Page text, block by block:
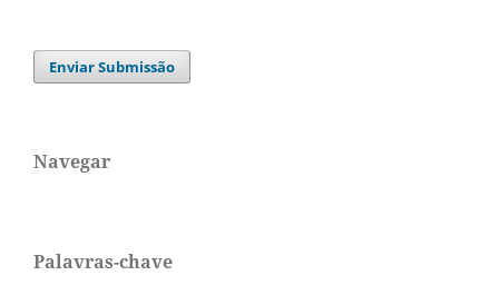
Enviar Submissão
Navegar
Palavras-chave